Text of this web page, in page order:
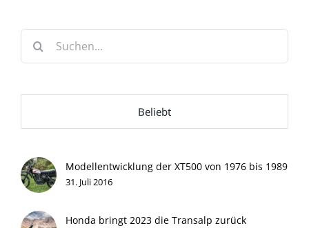
nach:
Beliebt
Modellentwicklung der XT500 von 1976 bis 1989
31. Juli 2016
Honda bringt 2023 die Transalp zurück